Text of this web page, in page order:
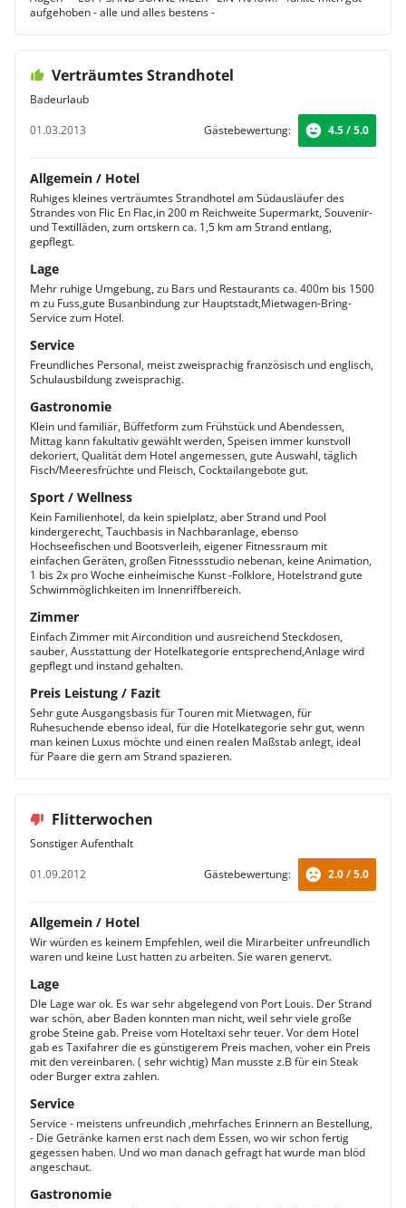
aufgehoben - alle und alles bestens -
Verträumtes Strandhotel
Badeurlaub
01.03.2013
Gästebewertung: 4.5 / 5.0
Allgemein / Hotel
Ruhiges kleines verträumtes Strandhotel am Südausläufer des
Strandes von Flic En Flac,in 200 m Reichweite Supermarkt, Souvenir-
und Textilläden, zum ortskern ca. 1,5 km am Strand entlang,
gepflegt.
Lage
Mehr ruhige Umgebung, zu Bars und Restaurants ca. 400m bis 1500
m zu Fuss,gute Busanbindung zur Hauptstadt,Mietwagen-Bring-
Service zum Hotel.
Service
Freundliches Personal, meist zweisprachig französisch und englisch,
Schulausbildung zweisprachig.
Gastronomie
Klein und familiär, Büffetform zum Frühstück und Abendessen,
Mittag kann fakultativ gewählt werden, Speisen immer kunstvoll
dekoriert, Qualität dem Hotel angemessen, gute Auswahl, täglich
Fisch/Meeresfrüchte und Fleisch, Cocktailangebote gut.
Sport / Wellness
Kein Familienhotel, da kein spielplatz, aber Strand und Pool
kindergerecht, Tauchbasis in Nachbaranlage, ebenso
Hochseefischen und Bootsverleih, eigener Fitnessraum mit
einfachen Geräten, großen Fitnessstudio nebenan, keine Animation,
1 bis 2x pro Woche einheimische Kunst -Folklore, Hotelstrand gute
Schwimmöglichkeiten im Innenriffbereich.
Zimmer
Einfach Zimmer mit Aircondition und ausreichend Steckdosen,
sauber, Ausstattung der Hotelkategorie entsprechend,Anlage wird
gepflegt und instand gehalten.
Preis Leistung / Fazit
Sehr gute Ausgangsbasis für Touren mit Mietwagen, für
Ruhesuchende ebenso ideal, für die Hotelkategorie sehr gut, wenn
man keinen Luxus möchte und einen realen Maßstab anlegt, ideal
für Paare die gern am Strand spazieren.
Flitterwochen
Sonstiger Aufenthalt
01.09.2012
Gästebewertung: 2.0 / 5.0
Allgemein / Hotel
Wir würden es keinem Empfehlen, weil die Mirarbeiter unfreundlich
waren und keine Lust hatten zu arbeiten. Sie waren genervt.
Lage
DIe Lage war ok. Es war sehr abgelegend von Port Louis. Der Strand
war schön, aber Baden konnten man nicht, weil sehr viele große
grobe Steine gab. Preise vom Hoteltaxi sehr teuer. Vor dem Hotel
gab es Taxifahrer die es günstigerem Preis machen, voher ein Preis
mit den vereinbaren. ( sehr wichtig) Man musste z.B für ein Steak
oder Burger extra zahlen.
Service
Service - meistens unfreundich ,mehrfaches Erinnern an Bestellung,
- Die Getränke kamen erst nach dem Essen, wo wir schon fertig
gegessen haben. Und wo man danach gefragt hat wurde man blöd
angeschaut.
Gastronomie